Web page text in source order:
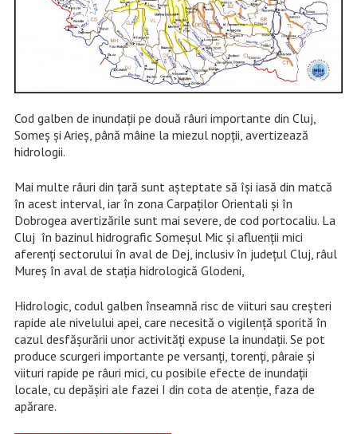
Cod galben de inundații pe două râuri importante din Cluj,
Someș și Arieș, până mâine la miezul nopții, avertizează
hidrologii.
Mai multe râuri din țară sunt așteptate să își iasă din matcă
în acest interval, iar în zona Carpaților Orientali și în
Dobrogea avertizările sunt mai severe, de cod portocaliu. La
Cluj în bazinul hidrografic Someșul Mic și afluenții mici
aferenți sectorului în aval de Dej, inclusiv în județul Cluj, râul
Mureș în aval de stația hidrologică Glodeni,
Hidrologic, codul galben înseamnă risc de viituri sau creșteri
rapide ale nivelului apei, care necesită o vigilență sporită în
cazul desfășurării unor activități expuse la inundații. Se pot
produce scurgeri importante pe versanți, torenți, pâraie și
viituri rapide pe râuri mici, cu posibile efecte de inundații
locale, cu depășiri ale fazei I din cota de atenție, faza de
apărare.